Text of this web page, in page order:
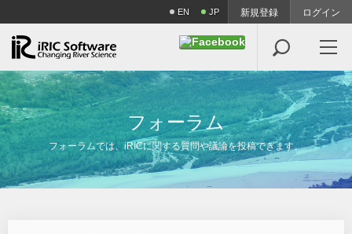
EN JP 新規登録 ログイン

フ ォ ーラム
フォーラムでは、iRICに関する質問や議論を投稿できます。